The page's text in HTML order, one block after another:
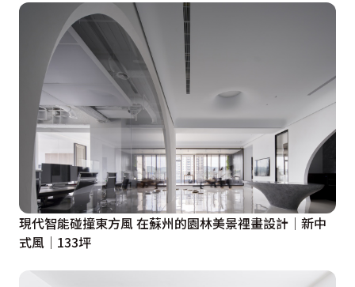
現代智能碰撞東方風 在蘇州的園林美景裡畫設計│新中
式風│133坪